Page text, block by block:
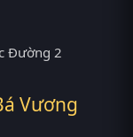
Vương